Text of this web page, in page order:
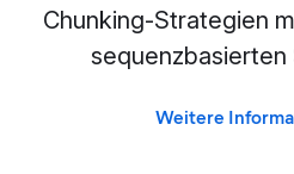
Chunking-Strategien
sequenzbasierten
Weitere